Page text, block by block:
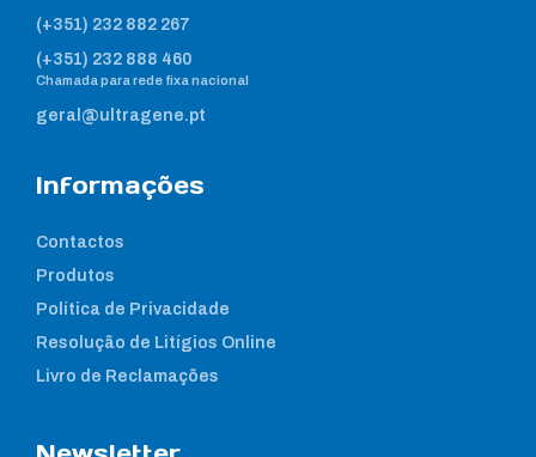
(+351) 232 882 267
(+351) 232 888 460
Chamada para rede fixa nacional
geral@ultragene.pt
Informações
Contactos
Produtos
Política de Privacidade
Resolução de Litígios Online
Livro de Reclamações